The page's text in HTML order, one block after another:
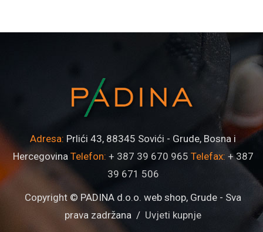
Adresa: Prlići 43, 88345 Sovići - Grude, Bosna i
Hercegovina Telefon: + 387 39 670 965 Telefax: + 387
39 671 506
Copyright © PADINA d.o.o. web shop, Grude - Sva
prava zadržana / Uvjeti kupnje